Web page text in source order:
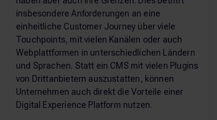
insbesondere Anforderungen an eine
einheitliche Customer Journey über viele
Touchpoints, mit vielen Kanälen oder auch
Webplattformen in unterschiedlichen Ländern
und Sprachen. Statt ein CMS mit vielen Plugins
von Drittanbietern auszustatten, können
Unternehmen auch direkt die Vorteile einer
Digital Experience Platform nutzen.